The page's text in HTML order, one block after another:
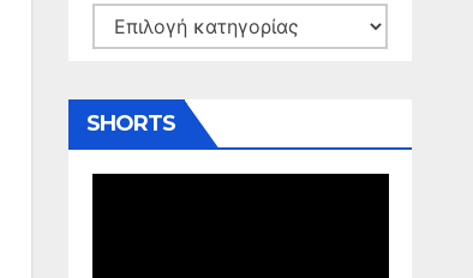
Kατηγορίες
SHORTS